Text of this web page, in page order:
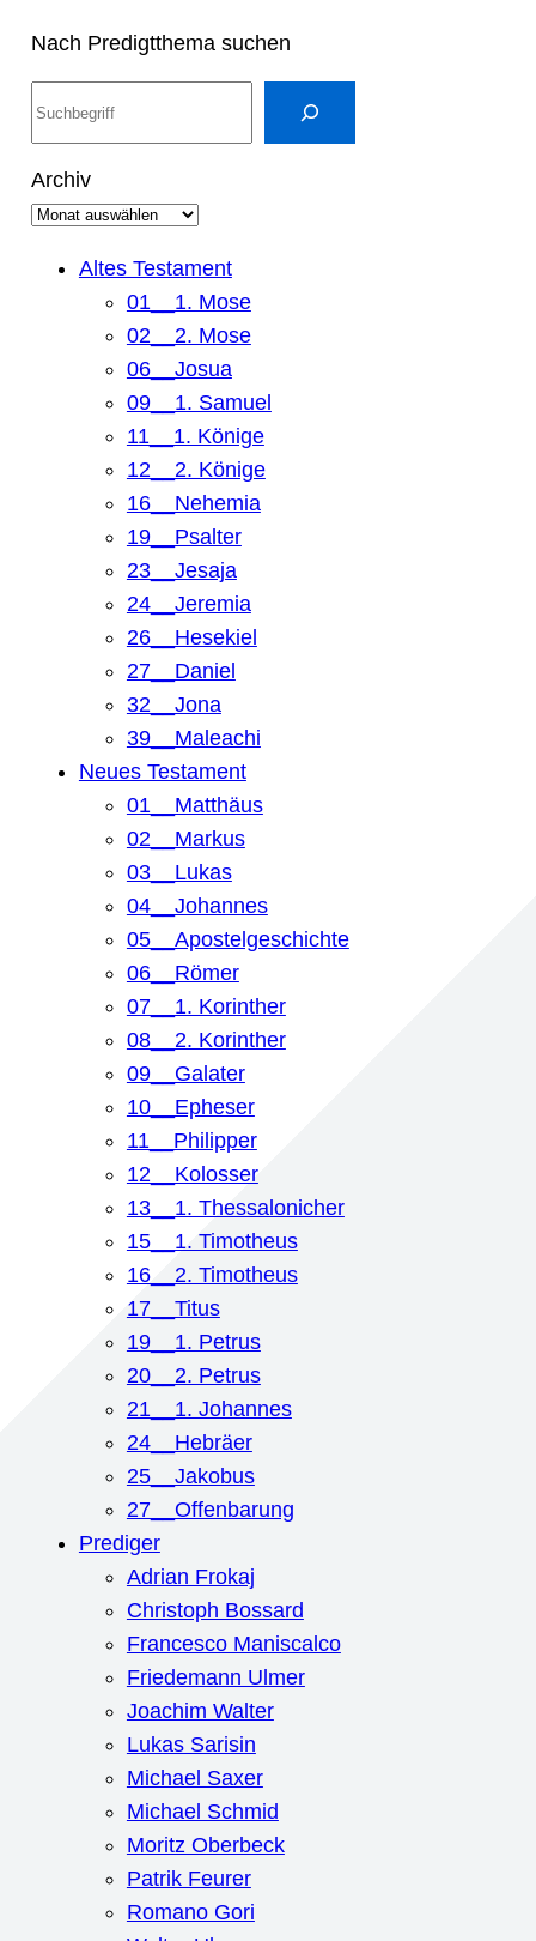
Nach Predigtthema suchen
h
e
Archiv
Altes Testament
01__1. Mose
02__2. Mose
06__Josua
09__1. Samuel
11__1. Könige
12__2. Könige
16__Nehemia
19__Psalter
23__Jesaja
24__Jeremia
26__Hesekiel
27__Daniel
32__Jona
39__Maleachi
Neues Testament
01__Matthäus
02__Markus
03__Lukas
04__Johannes
05__Apostelgeschichte
06__Römer
07__1. Korinther
08__2. Korinther
09__Galater
10__Epheser
11__Philipper
12__Kolosser
13__1. Thessalonicher
15__1. Timotheus
16__2. Timotheus
17__Titus
19__1. Petrus
20__2. Petrus
21__1. Johannes
24__Hebräer
25__Jakobus
27__Offenbarung
Prediger
Adrian Frokaj
Christoph Bossard
Francesco Maniscalco
Friedemann Ulmer
Joachim Walter
Lukas Sarisin
Michael Saxer
Michael Schmid
Moritz Oberbeck
Patrik Feurer
Romano Gori